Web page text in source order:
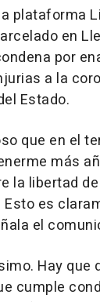
plataforma
en
por
a la
Estado.
que en el
más
la libertad
es
el
Hay que
cumple